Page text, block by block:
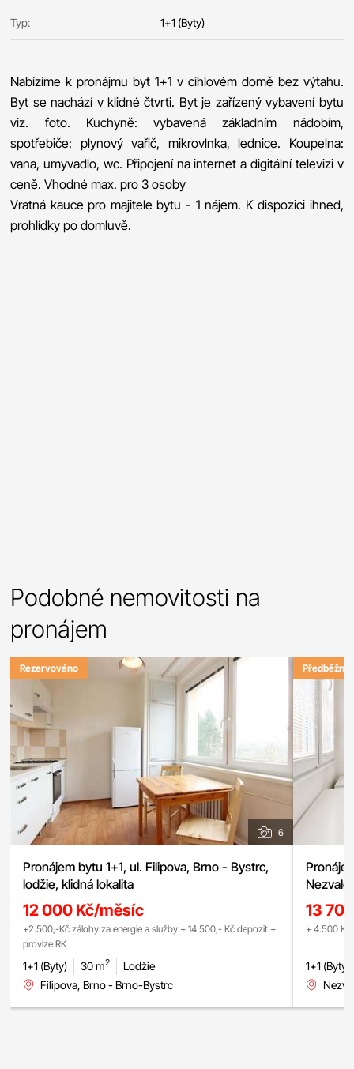
Typ: 1+1 (Byty)
Nabízíme k pronájmu byt 1+1 v cihlovém domě bez výtahu.
Byt se nachází v klidné čtvrti. Byt je zařízený vybavení bytu
viz. foto. Kuchyně: vybavená základním nádobím,
spotřebiče: plynový vařič, mikrovlnka, lednice. Koupelna:
vana, umyvadlo, wc. Připojení na internet a digitální televizi v
ceně. Vhodné max. pro 3 osoby
Vratná kauce pro majitele bytu - 1 nájem. K dispozici ihned,
prohlídky po domluvě.
Podobné nemovitosti na
pronájem
Rezervováno
6
Pronájem bytu 1+1, ul. Filipova, Brno - Bystrc,
lodžie, klidná lokalita
12 000 Kč/měsíc
+2.500,-Kč zálohy za energie a služby + 14.500,- Kč depozit +
provize RK
1+1 (Byty) 30 m2
Lodžie
Filipova, Brno - Brno-Bystrc
Předběžně
13
+
1+1 (Byty)